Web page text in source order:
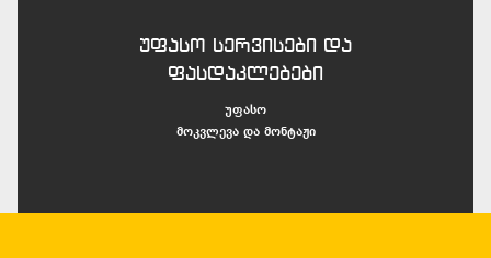
უფასო სერვისები და
ფასდაკლებები
უფასო
მოკვლევა და მონტაჟი